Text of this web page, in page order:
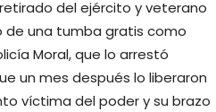
del ejército y veterano
de una tumba gratis como
Moral, que lo arrestó
un mes después lo liberaron
víctima del poder y su brazo